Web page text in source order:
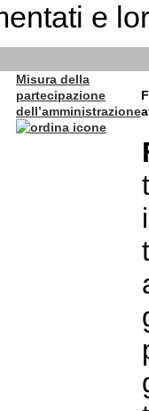
e
Misura della
partecipazione
dell’amministrazione